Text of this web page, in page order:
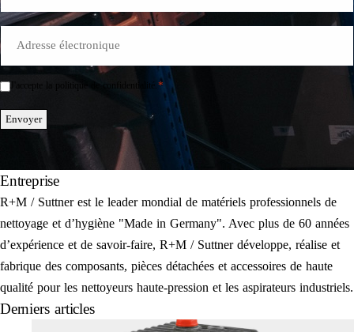
Mail
Einwilligung
J'accepte la politique de confidentialité. *
Envoyer
Entreprise
R+M / Suttner est le leader mondial de matériels professionnels de
nettoyage et d’hygiène "Made in Germany". Avec plus de 60 années
d’expérience et de savoir-faire, R+M / Suttner développe, réalise et
fabrique des composants, pièces détachées et accessoires de haute
qualité pour les nettoyeurs haute-pression et les aspirateurs industriels.
Derniers articles